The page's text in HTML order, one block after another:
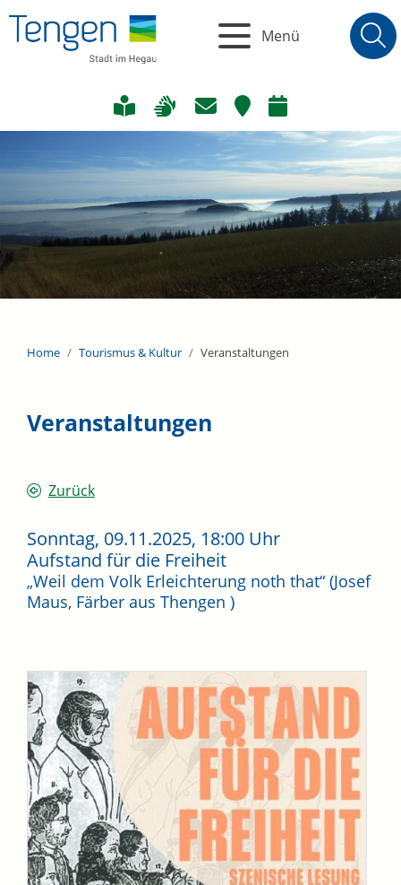
Menü
Home Tourismus & Kultur Veranstaltungen
Veranstaltungen
Zurück
Sonntag, 09.11.2025, 18:00 Uhr
Aufstand für die Freiheit
„Weil dem Volk Erleichterung noth that“ (Josef
Maus, Färber aus Thengen )